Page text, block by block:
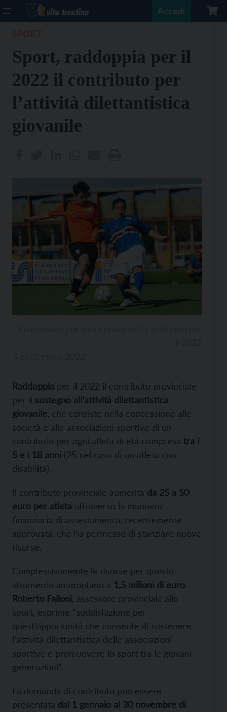
Accedi
Sport, raddoppia per il
2022 il contributo per
l’attività dilettantistica
giovanile
Raddoppia per il 2022 il contributo provinciale
per il sostegno all’attività dilettantistica
giovanile , che consiste nella concessione alle
società e alle associazioni sportive di un
contributo per ogni atleta di età compresa tra i
5 e i 18 anni (25 nel caso di un atleta con
disabilità).
Il contributo provinciale aumenta da 25 a 50
euro per atleta attraverso la manovra
finanziaria di assestamento, recentemente
approvata, che ha permesso di stanziare nuove
risorse.
Complessivamente le risorse per questo
strumento ammontano a 1,5 milioni di euro.
Roberto Failoni , assessore provinciale allo
sport, esprime “soddisfazione per
quest’opportunità che consente di sostenere
l’attività dilettantistica delle associazioni
sportive e promuovere lo sport tra le giovani
generazioni”.
La domanda di contributo può essere
presentata dal 1 gennaio al 30 novembre di